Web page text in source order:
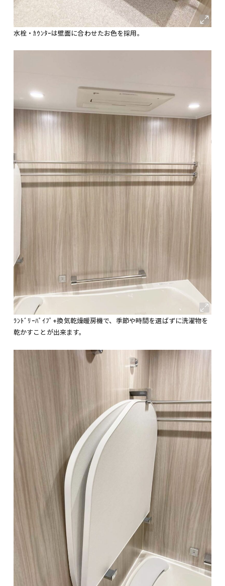
水栓・ｶｳﾝﾀｰは壁面に合わせたお色を採用。
ﾗﾝﾄﾞﾘｰﾊﾟｲﾌﾟ+換気乾燥暖房機で、季節や時間を選ばずに洗濯物を
乾かすことが出来ます。